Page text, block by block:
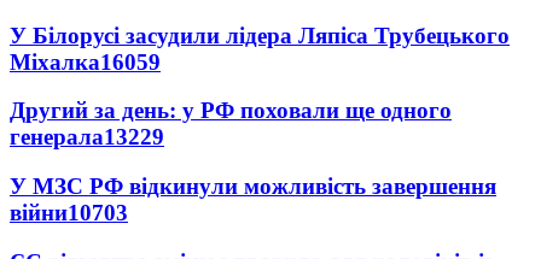
У Білорусі засудили лідера Ляпіса Трубецького
Міхалка16059
Другий за день: у РФ поховали ще одного
генерала13229
У МЗС РФ відкинули можливість завершення
війни10703